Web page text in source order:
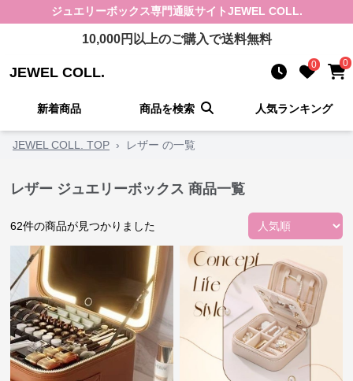
ジュエリーボックス専門通販サイトJEWEL COLL.
10,000円以上のご購入で送料無料
JEWEL COLL. 0 0
新着商品 商品を検索 人気ランキング
JEWEL COLL. TOP › レザー の一覧
レザー ジュエリーボックス 商品一覧
62件の商品が見つかりました